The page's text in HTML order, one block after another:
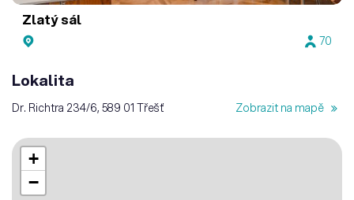
Zlatý sál
70
Lokalita
Dr. Richtra 234/6, 589 01 Třešť Zobrazit na mapě
+
−